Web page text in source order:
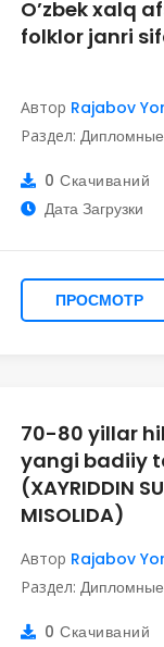
O’zbek xalq
folklor janri
Автор Rajabov
Раздел:
0 Скачиваний
Дата Загрузки
ПРОСМОТР
70-80 yillar
yangi badiiy
(XAYRIDDIN
MISOLIDA)
Автор Rajabov
Раздел:
0 Скачиваний